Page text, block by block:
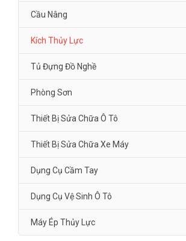
Cầu Nâng
Kích Thủy Lực
Tủ Đựng Đồ Nghề
Phòng Sơn
Thiết Bị Sửa Chữa Ô Tô
Thiết Bị Sửa Chữa Xe Máy
Dụng Cụ Cầm Tay
Dụng Cụ Vệ Sinh Ô Tô
Máy Ép Thủy Lực